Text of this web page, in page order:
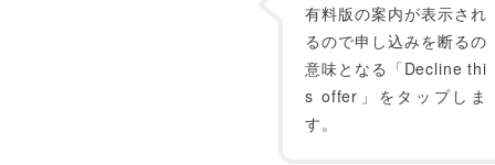
有料版の案内が表示され
るので申し込みを断るの
意味となる「Decline thi
s offer」をタップしま
す。